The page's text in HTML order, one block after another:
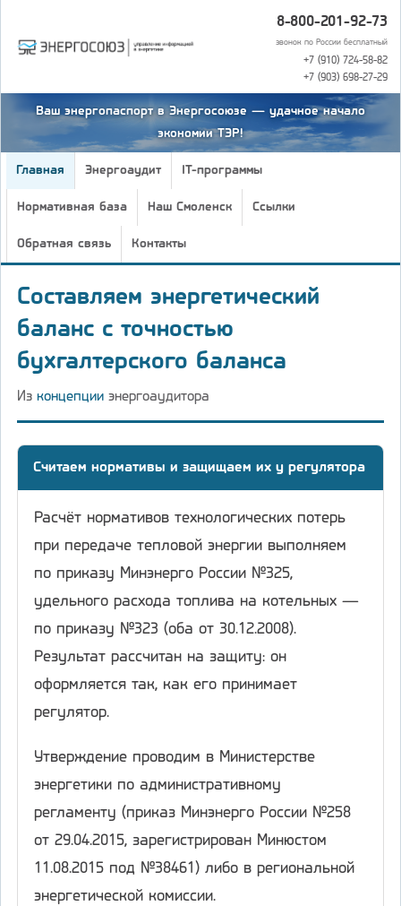
8-800-201-92-73
звонок по России бесплатный
+7 (910) 724-58-82
+7 (903) 698-27-29
Ваш энергопаспорт в Энергосоюзе — удачное начало
экономии ТЭР!
Главная Энергоаудит IT-программы
Нормативная база Наш Смоленск Ссылки
Обратная связь Контакты
Составляем энергетический
баланс с точностью
бухгалтерского баланса
Из концепции энергоаудитора
Считаем нормативы и защищаем их у регулятора
Расчёт нормативов технологических потерь
при передаче тепловой энергии выполняем
по приказу Минэнерго России №325,
удельного расхода топлива на котельных —
по приказу №323 (оба от 30.12.2008).
Результат рассчитан на защиту: он
оформляется так, как его принимает
регулятор.
Утверждение проводим в Министерстве
энергетики по административному
регламенту (приказ Минэнерго России №258
от 29.04.2015, зарегистрирован Минюстом
11.08.2015 под №38461) либо в региональной
энергетической комиссии.